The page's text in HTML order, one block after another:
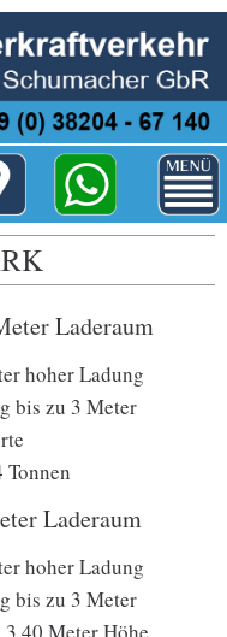
Laderaum
hoher Ladung
bis zu 3 Meter
Laderaum
hoher Ladung
bis zu 3 Meter
Meter Höhe